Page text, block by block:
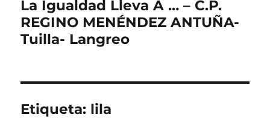
La Igualdad Lleva A … – C.P.
REGINO MENÉNDEZ ANTUÑA-
Tuilla- Langreo
Etiqueta: lila